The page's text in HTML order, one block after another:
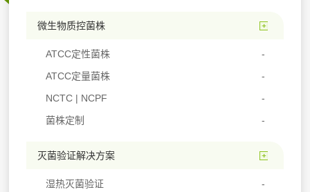
微生物质控菌株
ATCC定性菌株
ATCC定量菌株
NCTC | NCPF
菌株定制
灭菌验证解决方案
湿热灭菌验证